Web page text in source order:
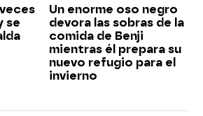
se
Un enorme oso negro
devora las sobras de la
comida de Benji
mientras él prepara su
nuevo refugio para el
invierno